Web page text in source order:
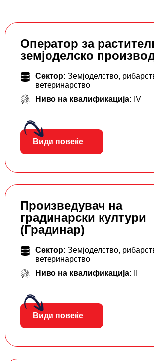
Оператор за
земјоделско
Сектор: Земјоделство,
ветеринарство
Ниво на квалификација: IV
Види повеќе
Произведувач на
градинарски култури
(Градинар)
Сектор: Земјоделство,
ветеринарство
Ниво на квалификација:
Види повеќе